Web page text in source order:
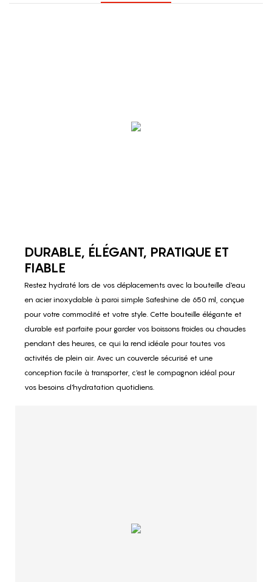
DURABLE, ÉLÉGANT, PRATIQUE ET
FIABLE
Restez hydraté lors de vos déplacements avec la bouteille d'eau
en acier inoxydable à paroi simple Safeshine de 650 ml, conçue
pour votre commodité et votre style. Cette bouteille élégante et
durable est parfaite pour garder vos boissons froides ou chaudes
pendant des heures, ce qui la rend idéale pour toutes vos
activités de plein air. Avec un couvercle sécurisé et une
conception facile à transporter, c'est le compagnon idéal pour
vos besoins d'hydratation quotidiens.